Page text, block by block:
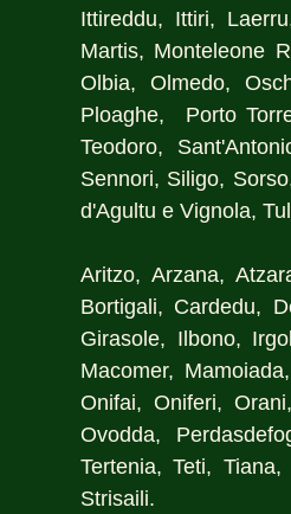
Ittireddu, Ittiri,
Martis, Monteleone
Olbia, Olmedo,
Ploaghe,  Porto
Teodoro,
Sennori, Siligo,
d'Agultu e Vignola,
Aritzo, Arzana,
Bortigali, Cardedu,
Girasole, Ilbono,
Macomer,
Onifai, Oniferi,
Ovodda,
Tertenia, Teti,
Strisaili.